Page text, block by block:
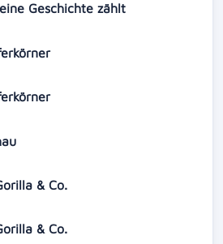
Geschichte zählt
& Co.
& Co.